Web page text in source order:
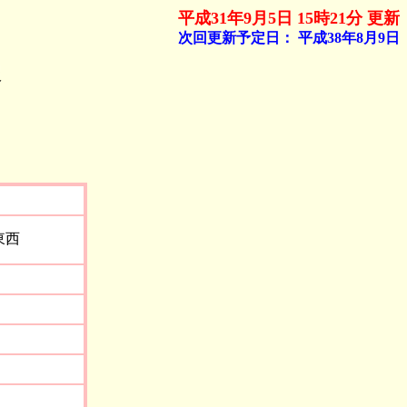
平成31年9月5日 15時21分 更新
次回更新予定日： 平成38年8月9日
西